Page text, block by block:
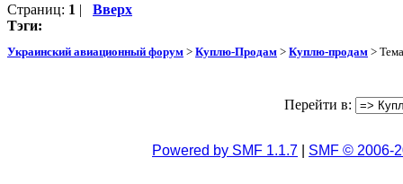
Страниц: 1 | Вверх
Тэги:
Украинский авиационный форум > Куплю-Продам > Куплю-продам >
Перейти в:
Powered by SMF 1.1.7 SMF © 2006-